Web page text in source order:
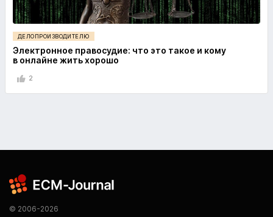
ДЕЛОПРОИЗВОДИТЕЛЮ
Электронное правосудие: что это такое и кому
в онлайне жить хорошо
2
© 2006-2026